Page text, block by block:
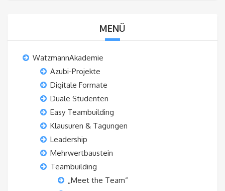
MENÜ
WatzmannAkademie
Azubi-Projekte
Digitale Formate
Duale Studenten
Easy Teambuilding
Klausuren & Tagungen
Leadership
Mehrwertbaustein
Teambuilding
„Meet the Team“